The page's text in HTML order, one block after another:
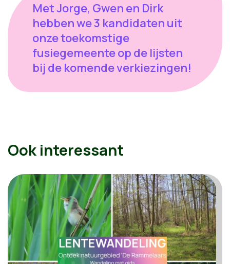
Met Jorge, Gwen en Dirk
hebben we 3 kandidaten uit
onze toekomstige
fusiegemeente op de lijsten
bij de komende verkiezingen!
Ook interessant